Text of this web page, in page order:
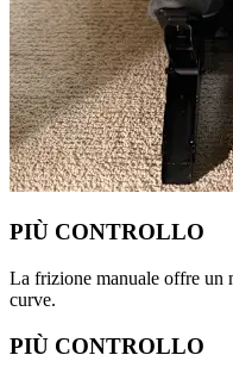
PIÙ CONTROLLO
La frizione manuale offre un
curve.
PIÙ CONTROLLO